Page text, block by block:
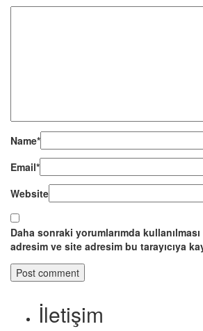
Name*
Email*
Website
Daha sonraki yorumlarımda
adresim ve site adresim bu tarayıcıya
İletişim